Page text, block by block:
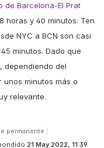
de Barcelona-El Prat
horas y 40 minutos. Ten
NYC a BCN son casi
minutos. Dado que
, dependiendo del
minutos más o
relevante.
permanente
21 May 2022, 11:39